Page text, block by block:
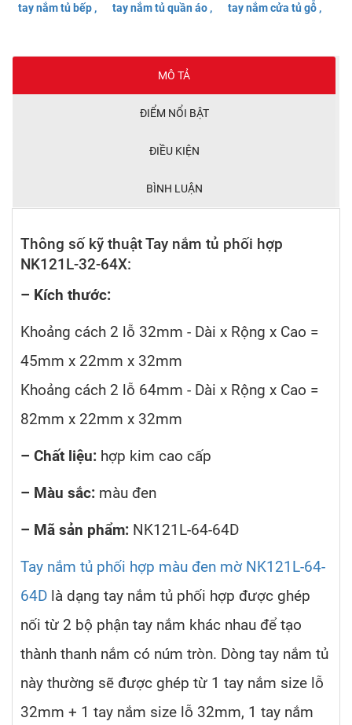
tay nắm tủ bếp ,
tay nắm tủ quần áo , tay nắm cửa tủ gỗ ,
MÔ TẢ
ĐIỂM NỔI BẬT
ĐIỀU KIỆN
BÌNH LUẬN
Thông số kỹ thuật Tay nắm tủ phối hợp
NK121L-32-64X:
– Kích thước:
Khoảng cách 2 lỗ 32mm - Dài x Rộng x Cao =
45mm x 22mm x 32mm
Khoảng cách 2 lỗ 64mm - Dài x Rộng x Cao =
82mm x 22mm x 32mm
– Chất liệu: hợp kim cao cấp
– Màu sắc: màu đen
– Mã sản phẩm: NK121L-64-64D
Tay nắm tủ phối hợp màu đen mờ NK121L-64-
64D là dạng tay nắm tủ phối hợp được ghép
nối từ 2 bộ phận tay nắm khác nhau để tạo
thành thanh nắm có núm tròn. Dòng tay nắm tủ
này thường sẽ được ghép từ 1 tay nắm size lỗ
32mm + 1 tay nắm size lỗ 32mm, 1 tay nắm